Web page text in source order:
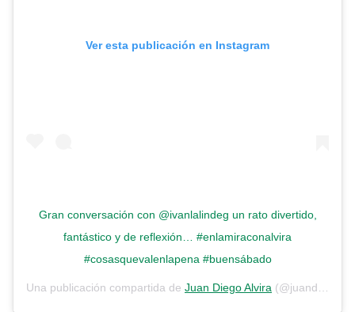
Ver esta publicación en Instagram
Gran conversación con @ivanlalindeg un rato divertido,
fantástico y de reflexión… #enlamiraconalvira
#cosasquevalenlapena #buensábado
Una publicación compartida de Juan Diego Alvira (@juandiego.alvira) el